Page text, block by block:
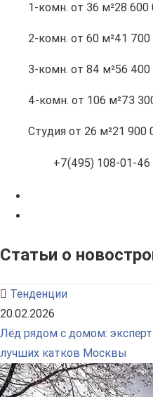
1-комн. от 36 м²28 600
2-комн. от 60 м²41 700
3-комн. от 84 м²56
4-комн. от 106 м²73
Студия от 26 м²21 900
+7(495) 108-01-46
Статьи о
Тенденции
20.02.2026
Лёд рядом с домом:
лучших катков Москвы